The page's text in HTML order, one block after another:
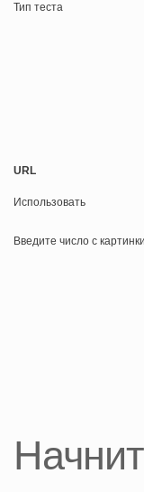
Тип теста
URL
Использовать
Введите число с картинки